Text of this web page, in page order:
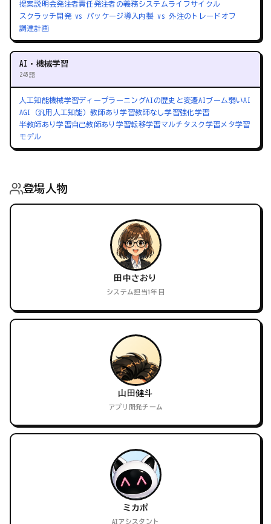
提案説明会発注者責任発注者の義務システムライフサイクル
スクラッチ開発 vs パッケージ導入 内製 vs 外注のトレードオフ
調達計画
AI・機械学習
245語
人工知能機械学習ディープラーニングAIの歴史と変遷AIブーム 弱いAI
AGI（汎用人工知能）教師あり学習教師なし学習強化学習
半教師あり学習自己教師あり学習転移学習マルチタスク学習メタ学習
モデル
登場人物
田中さおり
システム担当1年目
山田健斗
アプリ開発チーム
ミカポ
AIアシスタント